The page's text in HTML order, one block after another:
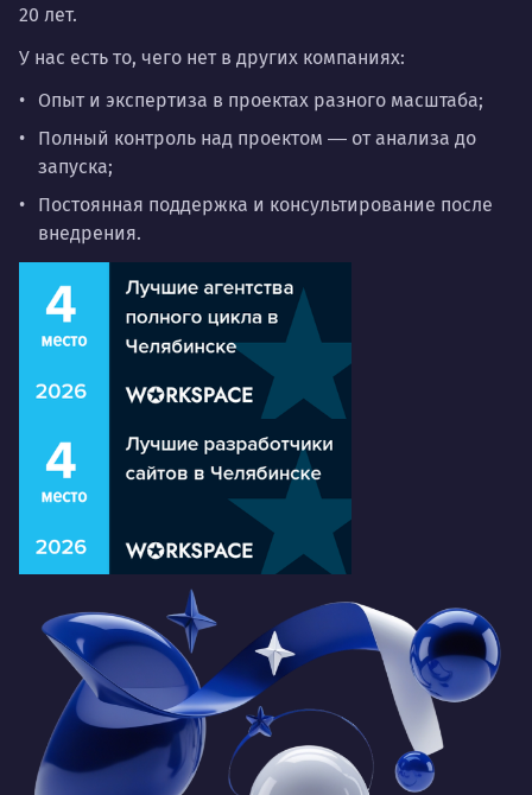
20 лет.
У нас есть то, чего нет в других компаниях:
Опыт и экспертиза в проектах разного масштаба;
Полный контроль над проектом ― от анализа до
запуска;
Постоянная поддержка и консультирование после
внедрения.